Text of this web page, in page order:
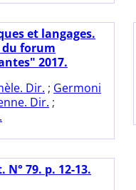
et langages.
forum
2017.
Dir. ; Germoni
Dir. ;
N° 79. p. 12-13.